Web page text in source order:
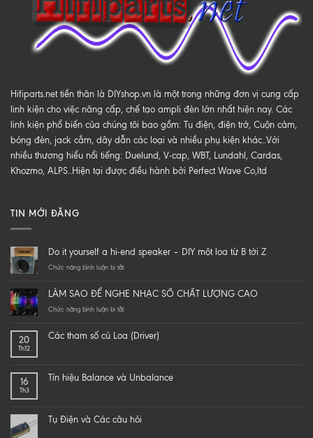
Hifiparts.net tiền thân là DIYshop.vn là một trong những đơn vị cung cấp
linh kiện cho việc nâng cấp, chế tạo ampli đèn lớn nhất hiện nay. Các
linh kiện phổ biến của chúng tôi bao gồm: Tụ điện, điện trở, Cuộn cảm,
bóng đèn, jack cắm, dây dẫn các loại và nhiều phụ kiện khác..Với
nhiều thương hiểu nổi tiếng: Duelund, V-cap, WBT, Lundahl, Cardas,
Khozmo, ALPS..Hiện tại được điều hành bởi Perfect Wave Co,ltd
TIN MỚI ĐĂNG
Do it yourself a hi-end speaker – DIY một loa từ B tới Z
Chức năng bình luận bị tắtở
yourself
a
speaker
loa
Z
LÀM SAO ĐỂ NGHE NHẠC SỐ CHẤT LƯỢNG CAO
Chức năng bình luận bị tắtở
ĐỂ
CHẤT
20
Th12
Các tham số củ Loa (Driver)
16
Th3
Tín hiệu Balance và Unbalance
Tụ Điện và Các câu hỏi